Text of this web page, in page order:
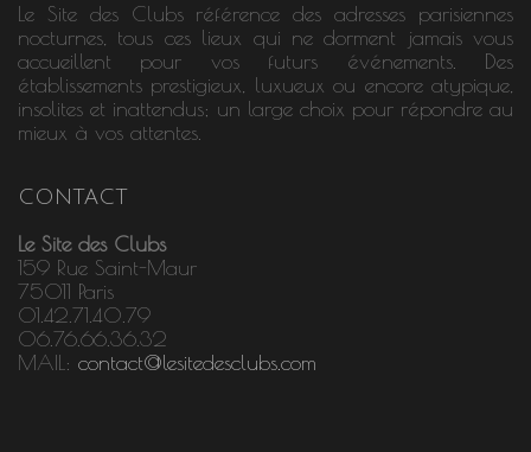
Le Site des Clubs référence des adresses parisiennes
nocturnes, tous ces lieux qui ne dorment jamais vous
accueillent pour vos futurs événements. Des
établissements prestigieux, luxueux ou encore atypique,
insolites et inattendus; un large choix pour répondre au
mieux à vos attentes.
CONTACT
Le Site des Clubs
159 Rue Saint-Maur
75011 Paris
01.42.71.40.79
06.76.66.36.32
MAIL: contact@lesitedesclubs.com